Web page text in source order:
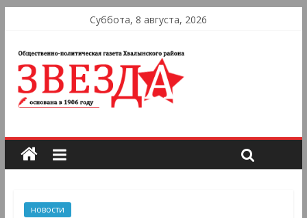
Суббота, 8 августа, 2026
новости